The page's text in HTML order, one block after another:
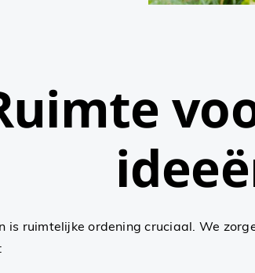
is ruimtelijke ordening cruciaal. We